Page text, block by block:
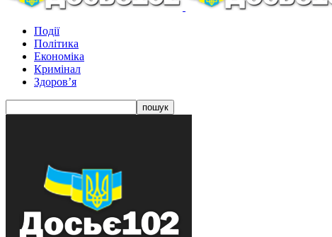
Події
Політика
Економіка
Кримінал
Здоров’я